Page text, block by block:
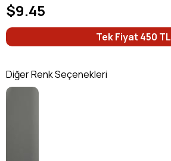
$9.45
Tek Fiyat 450 TL
Diğer Renk Seçenekleri